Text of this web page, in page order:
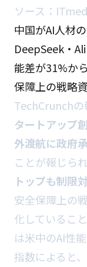
ソース：
中国がAI人材
DeepSeek・
能差が31%か
保障上の戦略
TechCrunchの
タートアップ
外渡航に政府
ことが報じら
トップも制限
安全保障上の
化しているこ
は米中のAI性
指数によると、